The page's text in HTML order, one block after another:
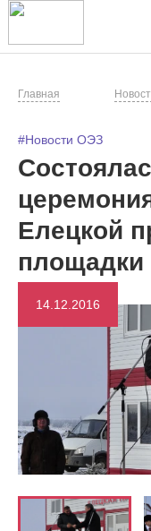
Главная
#Новости ОЭЗ
Елецкой
14.12.2016